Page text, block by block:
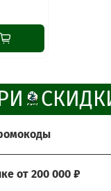
от 200 000 ₽
и сервис